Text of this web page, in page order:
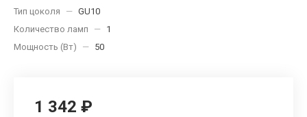
Тип цоколя
— GU10
Количество ламп
— 1
Мощность (Вт)
— 50
1 342 ₽